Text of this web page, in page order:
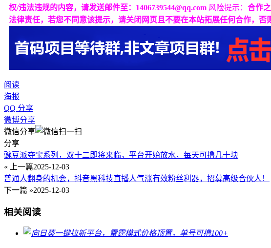
权/违法违规的内容，请发送邮件至：1406739544@qq.com 风险提示： 合作
法律责任，若您不同意该提示，请关闭网页且不要在本站拓展任何合作，否
阅读
海报
QQ 分享
微博分享
微信分享
分享
豌豆派夺宝系列，双十二即将来临，平台开始放水，每天可撸几十块
« 上一篇2025-12-03
普通人翻身的机会，抖音黑科技直播人气涨有效粉丝利器，招募高级合伙人！
下一篇 »2025-12-03
相关阅读